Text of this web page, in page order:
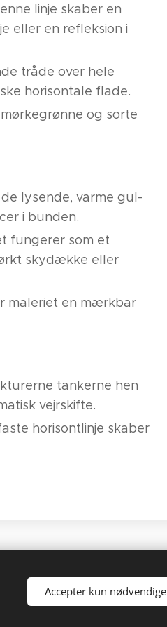
linje skaber en
eller en refleksion i
tråde over hele
horisontale flade.
og sorte
lysende, varme gul-
i bunden.
fungerer som et
skydække eller
maleriet en mærkbar
tankerne hen
vejrskifte.
horisontlinje skaber
Accepter kun nødvendige